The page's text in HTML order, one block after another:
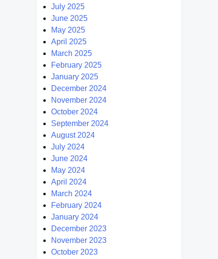
July 2025
June 2025
May 2025
April 2025
March 2025
February 2025
January 2025
December 2024
November 2024
October 2024
September 2024
August 2024
July 2024
June 2024
May 2024
April 2024
March 2024
February 2024
January 2024
December 2023
November 2023
October 2023